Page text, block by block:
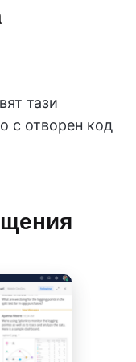
тази
с отворен код